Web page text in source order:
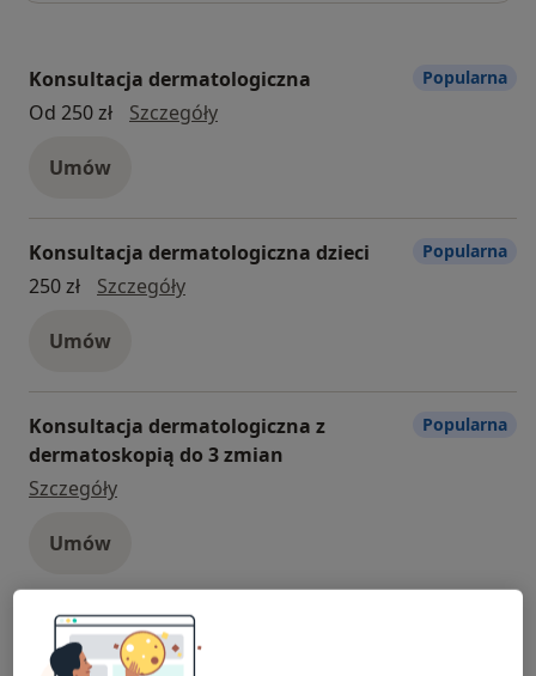
Konsultacja dermatologiczna
Od 250 zł
Szczegółykonsultacja dermatologiczna
Umów
Popularna
Konsultacja dermatologiczna dzieci
250 zł
SzczegółyKonsultacja dermatologiczna dzieci
Umów
Popularna
Konsultacja dermatologiczna z
dermatoskopią do 3 zmian
Szczegółykonsultacja dermatologiczna z
Umów
Popularna
Konsultacja reumatologiczna
Szczegółykonsultacja reumatologiczna